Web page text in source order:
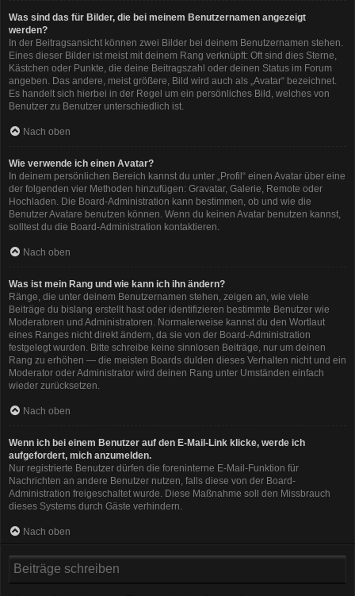
Was sind das für Bilder, die bei meinem Benutzernamen angezeigt
werden?
In der Beitragsansicht können zwei Bilder bei deinem Benutzernamen stehen.
Eines dieser Bilder ist meist mit deinem Rang verknüpft: Oft sind dies Sterne,
Kästchen oder Punkte, die deine Beitragszahl oder deinen Status im Forum
angeben. Das andere, meist größere, Bild wird auch als „Avatar“ bezeichnet.
Es handelt sich hierbei in der Regel um ein persönliches Bild, welches von
Benutzer zu Benutzer unterschiedlich ist.
Nach oben
Wie verwende ich einen Avatar?
In deinem persönlichen Bereich kannst du unter „Profil“ einen Avatar über eine
der folgenden vier Methoden hinzufügen: Gravatar, Galerie, Remote oder
Hochladen. Die Board-Administration kann bestimmen, ob und wie die
Benutzer Avatare benutzen können. Wenn du keinen Avatar benutzen kannst,
solltest du die Board-Administration kontaktieren.
Nach oben
Was ist mein Rang und wie kann ich ihn ändern?
Ränge, die unter deinem Benutzernamen stehen, zeigen an, wie viele
Beiträge du bislang erstellt hast oder identifizieren bestimmte Benutzer wie
Moderatoren und Administratoren. Normalerweise kannst du den Wortlaut
eines Ranges nicht direkt ändern, da sie von der Board-Administration
festgelegt wurden. Bitte schreibe keine sinnlosen Beiträge, nur um deinen
Rang zu erhöhen — die meisten Boards dulden dieses Verhalten nicht und ein
Moderator oder Administrator wird deinen Rang unter Umständen einfach
wieder zurücksetzen.
Nach oben
Wenn ich bei einem Benutzer auf den E-Mail-Link klicke, werde ich
aufgefordert, mich anzumelden.
Nur registrierte Benutzer dürfen die foreninterne E-Mail-Funktion für
Nachrichten an andere Benutzer nutzen, falls diese von der Board-
Administration freigeschaltet wurde. Diese Maßnahme soll den Missbrauch
dieses Systems durch Gäste verhindern.
Nach oben
Beiträge schreiben